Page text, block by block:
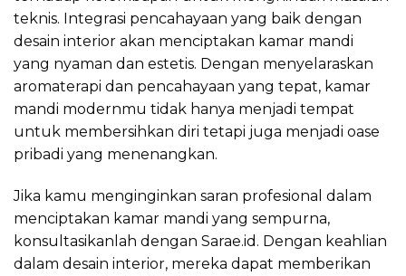
teknis. Integrasi pencahayaan yang baik dengan
desain interior akan menciptakan kamar mandi
yang nyaman dan estetis. Dengan menyelaraskan
aromaterapi dan pencahayaan yang tepat, kamar
mandi modernmu tidak hanya menjadi tempat
untuk membersihkan diri tetapi juga menjadi oase
pribadi yang menenangkan.
Jika kamu menginginkan saran profesional dalam
menciptakan kamar mandi yang sempurna,
konsultasikanlah dengan Sarae.id. Dengan keahlian
dalam desain interior, mereka dapat memberikan